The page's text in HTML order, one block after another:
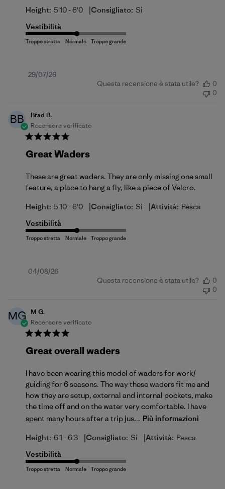
Height: 5'10 - 6'0 |Consigliato: Si
Vestibilità
Data
29/07/26
Questa recensione è stata utile?
0
0
BB
Brad B.
Recensore verificato
Great Waders
These are great waders. They are only missing one small
feature, a place to hang a fly, like a piece of Velcro.
Height: 5'10 - 6'0 |Consigliato: Si |Attività: Pesca
Vestibilità
Data
04/08/26
Questa recensione è stata utile?
0
0
MG
M G.
Recensore verificato
Great overall waders
I have been wearing this model of waders for work/
guiding for 6 seasons. The way these waders fit me and
how they are setup, external and internal pockets, make
the time off and on the water very comfortable. I have
spent many hours after a trip jus... Più informazioni
Height: 6'1 - 6'3 |Consigliato: Si |Attività: Pesca
Vestibilità